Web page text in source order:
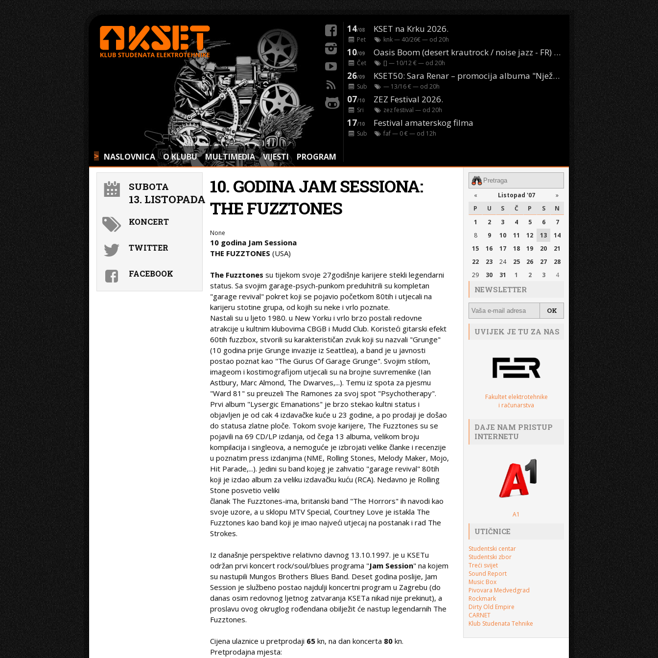
> NASLOVNICA O KLUBU MULTIMEDIA VIJESTI PROGRAM
14/08 KSET na Krku 2026.
Pet knk— 40/26€ — od 20h
10/09 Oasis Boom (desert krautrock / noise jazz - FR) @ KONTEJNER
Čet [] — 10/12 € — od 20h
26/09 KSET50: Sara Renar – promocija albuma "Nježne riječi" @ Močvara
Sub — 13/16 € — od 20h
07/10 ZEZ Festival 2026.
Sri zez festival — od 20h
17/10 Festival amaterskog filma
Sub faf— 0 € — od 12h
10. GODINA JAM SESSIONA:
THE FUZZTONES
None
10 godina Jam Sessiona
THE FUZZTONES (USA)
The Fuzztones su tijekom svoje 27godišnje karijere stekli legendarni
status. Sa svojim garage-psych-punkom preduhitrili su kompletan
"garage revival" pokret koji se pojavio početkom 80tih i utjecali na
karijeru stotine grupa, od kojih su neke i vrlo poznate.
Nastali su u ljeto 1980. u New Yorku i vrlo brzo postali redovne
atrakcije u kultnim klubovima CBGB i Mudd Club. Koristeći gitarski efekt
60tih fuzzbox, stvorili su karakterističan zvuk koji su nazvali "Grunge"
(10 godina prije Grunge invazije iz Seattlea), a band je u javnosti
postao poznat kao "The Gurus Of Garage Grunge". Svojim stilom,
imageom i kostimografijom utjecali su na brojne suvremenike (Ian
Astbury, Marc Almond, The Dwarves,...). Temu iz spota za pjesmu
"Ward 81" su preuzeli The Ramones za svoj spot "Psychotherapy".
Prvi album "Lysergic Emanations" je brzo stekao kultni status i
objavljen je od cak 4 izdavačke kuće u 23 godine, a po prodaji je došao
do statusa zlatne ploče. Tokom svoje karijere, The Fuzztones su se
pojavili na 69 CD/LP izdanja, od čega 13 albuma, velikom broju
kompilacija i singleova, a nemoguće je izbrojati velike članke i recenzije
u poznatim press izdanjima (NME, Rolling Stones, Melody Maker, Mojo,
Hit Parade,...). Jedini su band kojeg je zahvatio "garage revival" 80tih
koji je izdao album za veliku izdavačku kuću (RCA). Nedavno je Rolling
Stone posvetio veliki
članak The Fuzztones-ima, britanski band "The Horrors" ih navodi kao
svoje uzore, a u sklopu MTV Special, Courtney Love je istakla The
Fuzztones kao band koji je imao najveći utjecaj na postanak i rad The
Strokes.
Iz današnje perspektive relativno davnog 13.10.1997. je u KSETu
održan prvi koncert rock/soul/blues programa "Jam Session" na kojem
su nastupili Mungos Brothers Blues Band. Deset godina poslije, Jam
Session je službeno postao najdulji koncertni program u Zagrebu (do
danas osim redovnog ljetnog zatvaranja KSETa nikad nije prekinut), a
proslavu ovog okruglog rođendana obilježit će nastup legendarnih The
Fuzztones.
Cijena ulaznice u pretprodaji 65kn, na dan koncerta 80kn.
Pretprodajna mjesta:
SUBOTA
13. LISTOPADA
KONCERT
TWITTER
FACEBOOK
« Listopad '07
»
P
U S Č P S
N
1
2 3 4 5 6
7
8
9 10 11 12 13
14
15
16 17 18 19 20
21
22
23 24 25 26 27
28
29
30 31 1 2 3 4
NEWSLETTER
UVIJEK JE TU ZA NAS
Fakultet elektrotehnike
i računarstva
DAJE NAM PRISTUP
INTERNETU
A1
UTIČNICE
Studentski centar
Studentski zbor
Treći svijet
Sound Report
Music Box
Pivovara Medvedgrad
Rockmark
Dirty Old Empire
CARNET
Klub Studenata Tehnike